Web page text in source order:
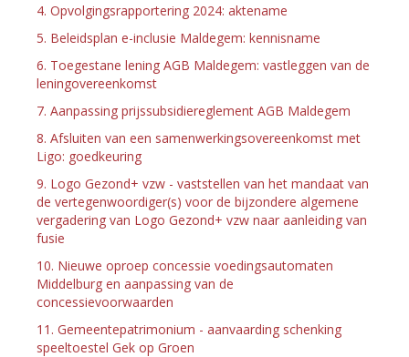
4. Opvolgingsrapportering 2024: aktename
5. Beleidsplan e-inclusie Maldegem: kennisname
6. Toegestane lening AGB Maldegem: vastleggen van de
leningovereenkomst
7. Aanpassing prijssubsidiereglement AGB Maldegem
8. Afsluiten van een samenwerkingsovereenkomst met
Ligo: goedkeuring
9. Logo Gezond+ vzw - vaststellen van het mandaat van
de vertegenwoordiger(s) voor de bijzondere algemene
vergadering van Logo Gezond+ vzw naar aanleiding van
fusie
10. Nieuwe oproep concessie voedingsautomaten
Middelburg en aanpassing van de
concessievoorwaarden
11. Gemeentepatrimonium - aanvaarding schenking
speeltoestel Gek op Groen